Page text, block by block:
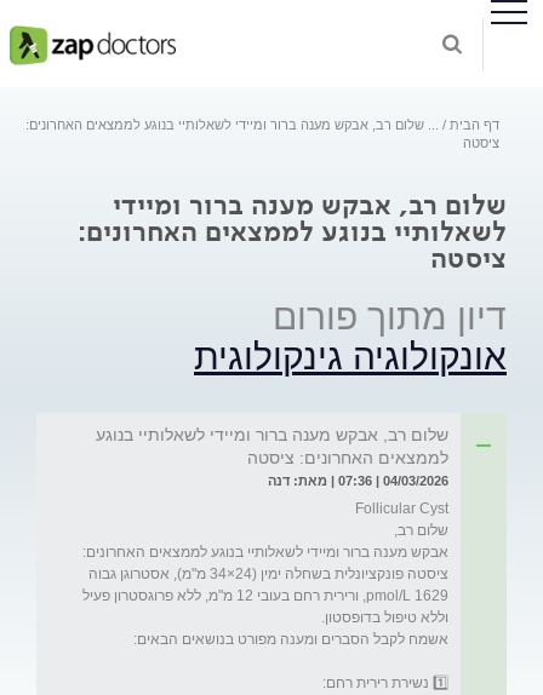
דף הבית
שלום רב, אבקש מענה ברור ומיידי לשאלותיי בנוגע לממצאים האחרונים:
ציסטה
שלום רב, אבקש מענה ברור ומיידי
לשאלותיי בנוגע לממצאים האחרונים:
ציסטה
דיון מתוך פורום
אונקולוגיה גינקולוגית
שלום רב, אבקש מענה ברור ומיידי לשאלותיי בנוגע
לממצאים האחרונים: ציסטה
04/03/2026 | 07:36 | מאת: דנה
אבקש מענה ברור ומיידי לשאלותיי בנוגע לממצאים האחרונים:
ציסטה פונקציונלית בשחלה ימין (24×34 מ"מ), אסטרוגן גבוה
1629 pmol/L, ורירית רחם בעובי 12 מ"מ, ללא פרוגסטרון פעיל